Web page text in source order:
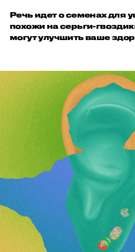
Речь идет о семенах для
похожи на серьги-
могут улучшить ваше